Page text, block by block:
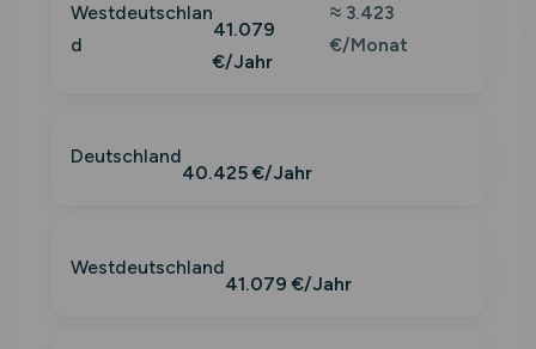
Westdeutschlan
d
41.079
€/Jahr
≈ 3.423
€/Monat
Deutschland
40.425 €/Jahr
Westdeutschland
41.079 €/Jahr